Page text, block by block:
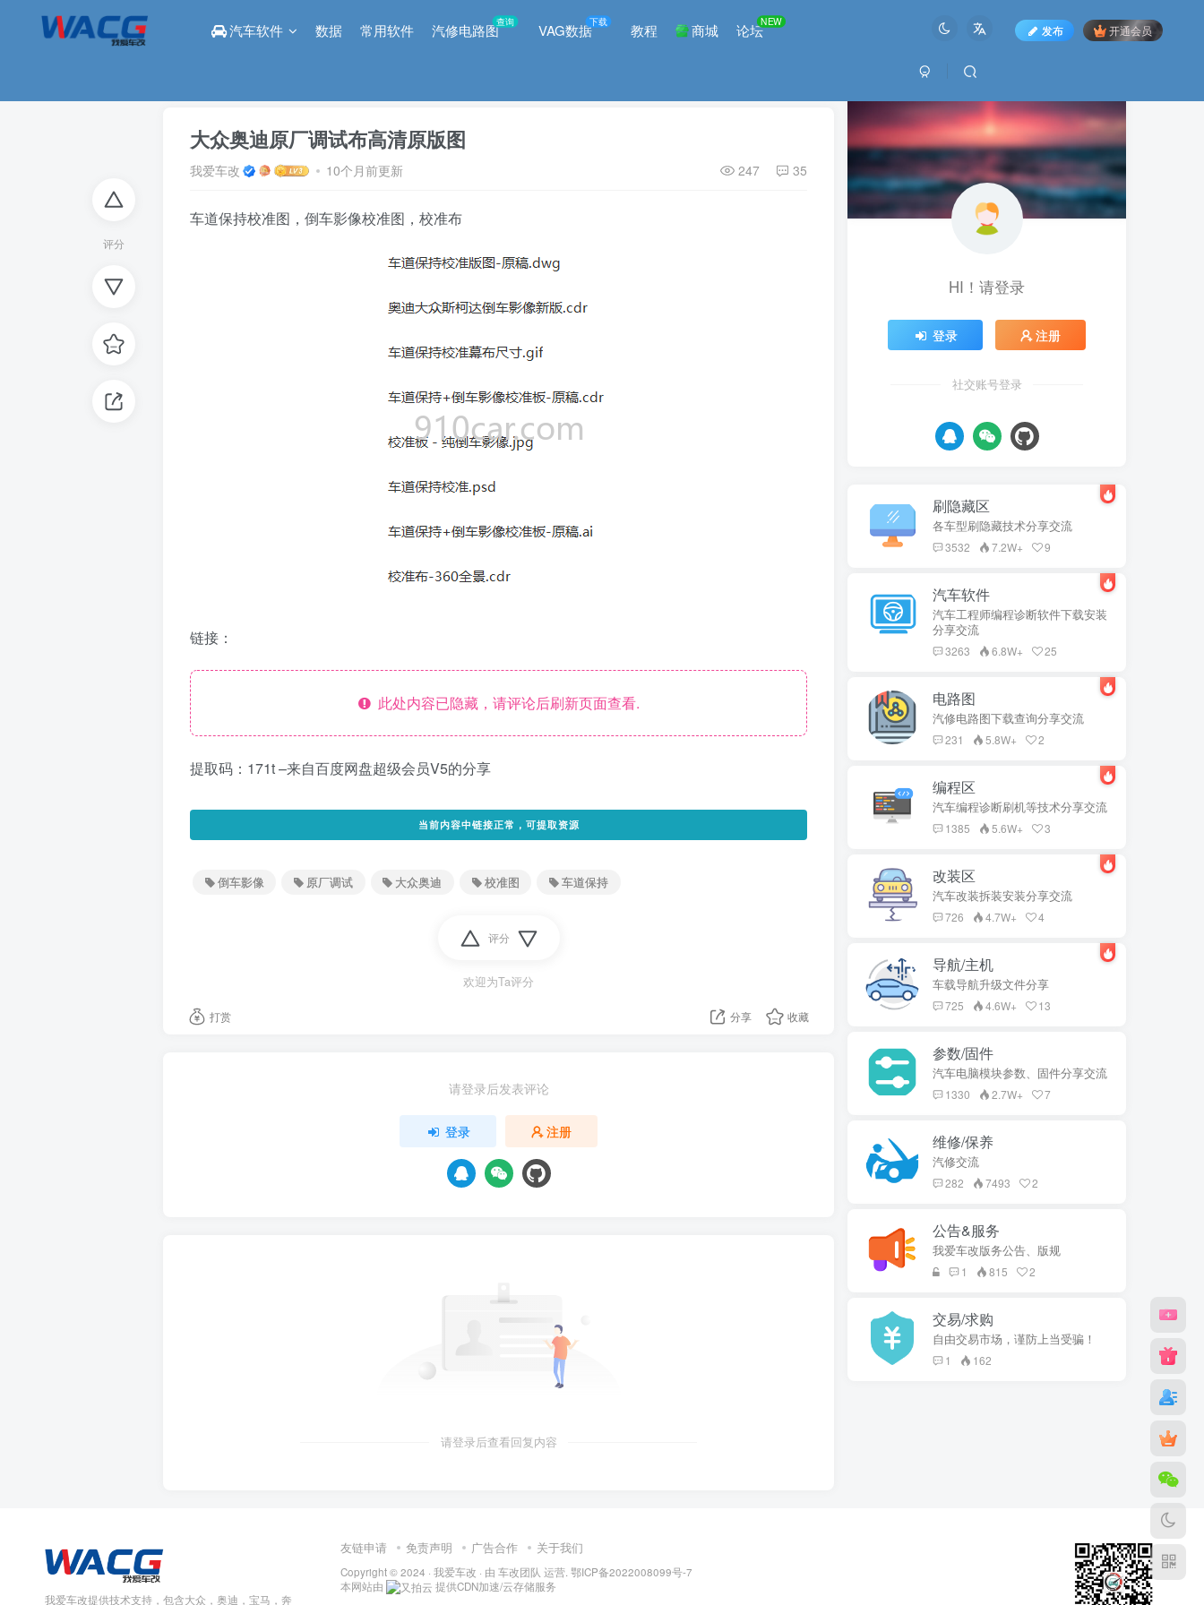
汽车软件 数据 常用软件 汽修电路图查询 VAG数据下载 教程 商城 论坛NEW
发布 开通会员
评分
大众奥迪原厂调试布高清原版图
我爱车改 10个月前更新 247 35
车道保持校准图，倒车影像校准图，校准布
链接：
此处内容已隐藏，请评论后刷新页面查看.
提取码：171t –来自百度网盘超级会员V5的分享
当前内容中链接正常，可提取资源
倒车影像 原厂调试 大众奥迪 校准图 车道保持
评分
欢迎为Ta评分
打赏 分享 收藏
请登录后发表评论
登录 注册
请登录后查看回复内容
HI！请登录
登录 注册
社交账号登录
刷隐藏区
各车型刷隐藏技术分享交流
3532 7.2W+ 9
汽车软件
汽车工程师编程诊断软件下载安装
分享交流
3263 6.8W+ 25
电路图
汽修电路图下载查询分享交流
231 5.8W+ 2
编程区
汽车编程诊断刷机等技术分享交流
1385 5.6W+ 3
改装区
汽车改装拆装安装分享交流
726 4.7W+ 4
导航/主机
车载导航升级文件分享
725 4.6W+ 13
参数/固件
汽车电脑模块参数、固件分享交流
1330 2.7W+ 7
维修/保养
汽修交流
282 7493 2
公告&服务
我爱车改版务公告、版规
1 815 2
交易/求购
自由交易市场，谨防上当受骗！
1 162
我爱车改提供技术支持，包含大众，奥迪，宝马，奔
友链申请 免责声明 广告合作 关于我们
Copyright © 2024 · 我爱车改 · 由 车改团队 运营. 鄂ICP备2022008099号-7
本网站由
提供CDN加速/云存储服务